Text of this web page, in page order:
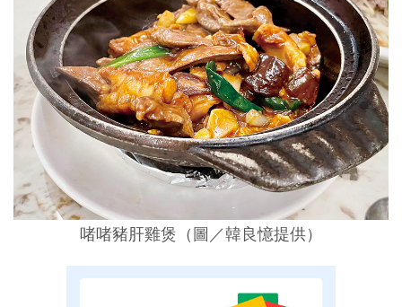
啫啫豬肝雞煲 （圖／韓良憶提供）